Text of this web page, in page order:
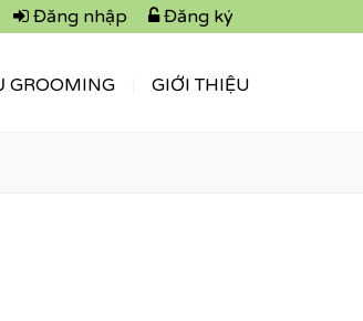
Đăng nhập Đăng ký
GROOMING GIỚI THIỆU